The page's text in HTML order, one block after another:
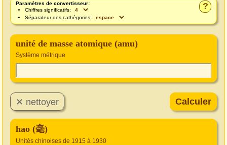
?
Paramètres de convertisseur:
Chiffres significatifs:
Séparateur des cathégories:
unité de masse atomique (amu)
Système métrique
hao (毫)
Unités chinoises de 1915 à 1930